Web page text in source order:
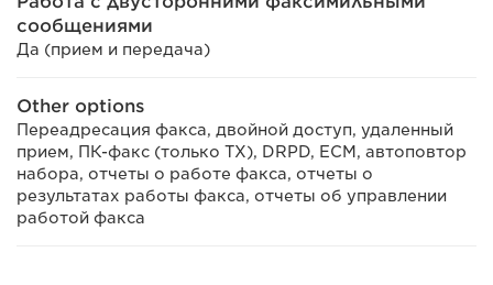
сообщениями
Да (прием и передача)
Other options
Переадресация факса, двойной доступ, удаленный
прием, ПК-факс (только TX), DRPD, ECM, автоповтор
набора, отчеты о работе факса, отчеты о
результатах работы факса, отчеты об управлении
работой факса